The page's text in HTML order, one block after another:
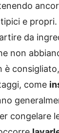
e propri.
da
non
è
come
congelare